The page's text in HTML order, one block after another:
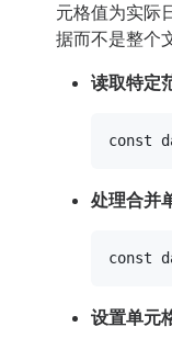
元格值为实际
据而不是整个
读取特定
const
处理合并
const
设置单元